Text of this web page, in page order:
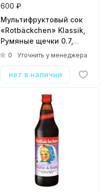
600 ₽
Мультифруктовый сок
«Rotbäckchen» Klassik,
Румяные щечки 0.7,
стекло
0 Уточнить у менеджера
нет в наличии